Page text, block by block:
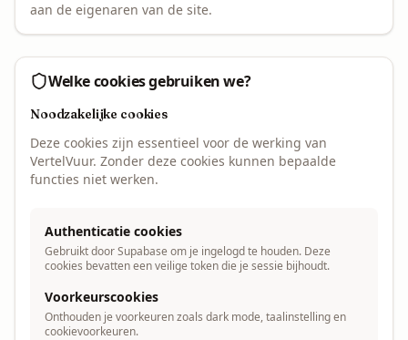
aan de eigenaren van de site.
Welke cookies gebruiken we?
Noodzakelijke cookies
Deze cookies zijn essentieel voor de werking van
VertelVuur. Zonder deze cookies kunnen bepaalde
functies niet werken.
Authenticatie cookies
Gebruikt door Supabase om je ingelogd te houden. Deze
cookies bevatten een veilige token die je sessie bijhoudt.
Voorkeurscookies
Onthouden je voorkeuren zoals dark mode, taalinstelling en
cookievoorkeuren.